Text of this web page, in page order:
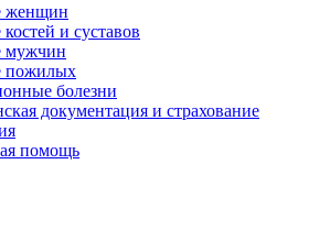
женщин
и суставов
мужчин
пожилых
болезни
документация и страхование
помощь